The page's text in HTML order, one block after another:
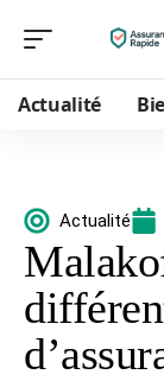
Actualité
Actualité